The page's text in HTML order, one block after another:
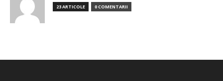
23 ARTICOLE 0 COMENTARII